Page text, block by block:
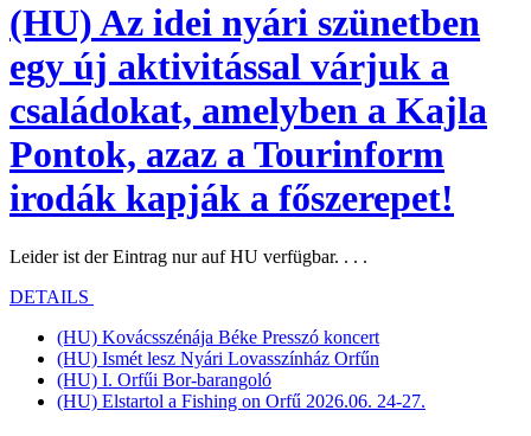
(HU) Az idei nyári szünetben
egy új aktivitással várjuk a
családokat, amelyben a Kajla
Pontok, azaz a Tourinform
irodák kapják a főszerepet!
Leider ist der Eintrag nur auf HU verfügbar. . . .
DETAILS
(HU) Kovácsszénája Béke Presszó koncert
(HU) Ismét lesz Nyári Lovasszínház Orfűn
(HU) I. Orfűi Bor-barangoló
(HU) Elstartol a Fishing on Orfű 2026.06. 24-27.